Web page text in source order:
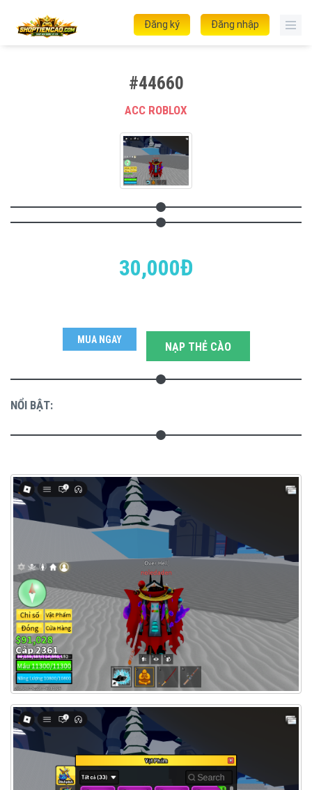
Đăng nhập
Đăng ký
#44660
ACC ROBLOX
30,000Đ
MUA NGAY
NẠP THẺ CÀO
NỔI BẬT: